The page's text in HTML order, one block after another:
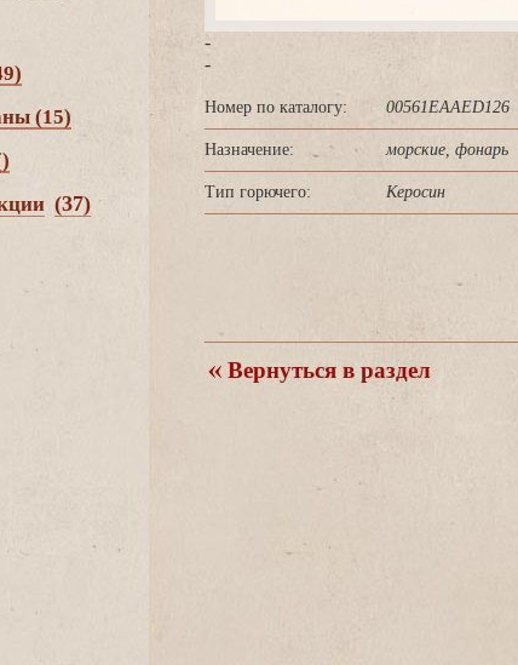
(15)
(37)
-
-
Номер по каталогу: 00561EAAED126
Назначение: морские, фонарь
Тип горючего: Керосин
ернуться в раздел